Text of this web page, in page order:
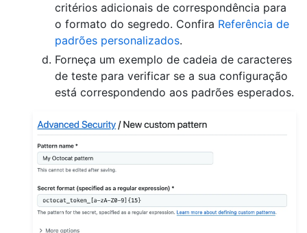
critérios adicionais de correspondência para
o formato do segredo. Confira Referência de
padrões personalizados.
Forneça um exemplo de cadeia de caracteres
de teste para verificar se a sua configuração
está correspondendo aos padrões esperados.